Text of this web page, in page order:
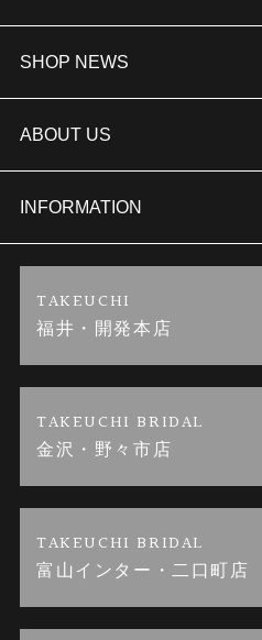
婚約指輪
結婚指輪
セットリング
婚約ネックレス
金・プラチナのお取引
SHOP NEWS
TAKEUCHI BRIDAL金沢本店情報
商品一覧
ブランドリスト
金澤指輪工房｜手作りペアリング
ABOUT US
会社概要
お問い合わせ
INFORMATION
プライバシーポリシー
TAKEUCHI
福井・開発本店
TAKEUCHI BRIDAL
金沢・野々市店
TAKEUCHI BRIDAL
富山インター・二口町店